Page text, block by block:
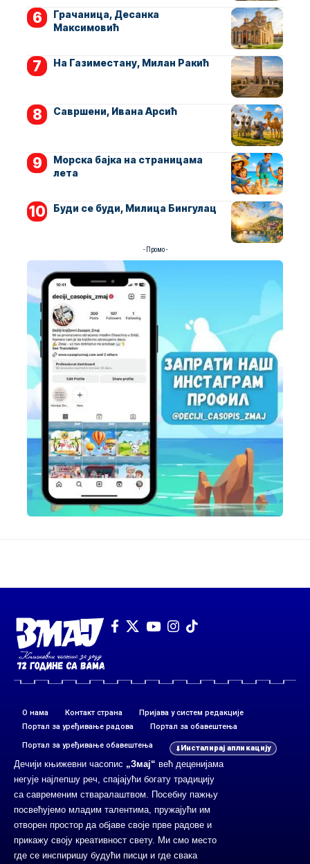
Грачаница, Десанка
Максимовић
На Газиместану, Милан Ракић
Савршени, Ивана Арсић
Морска бајка на страницама
лета
Буди се буди, Милица Бингулац
- Промо -
О нама Контакт страна
Пријава у систем редакције
Портал за уређивање радова
Портал за обавештења
Портал за уређивање обавештења Инсталирај апликацију
Дечији књижевни часопис „Змај“ већ деценијама
негује најлепшу реч, спајајући богату традицију
са савременим стваралаштвом. Посебну пажњу
посвећујемо младим талентима, пружајући им
отворен простор да објаве своје прве радове и
прикажу своју креативност свету. Ми смо место
где се инспиришу будући писци и где свака